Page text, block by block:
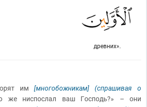
древних».
им [многобожникам] (спрашивая о
же ниспослал ваш Господь?» – они